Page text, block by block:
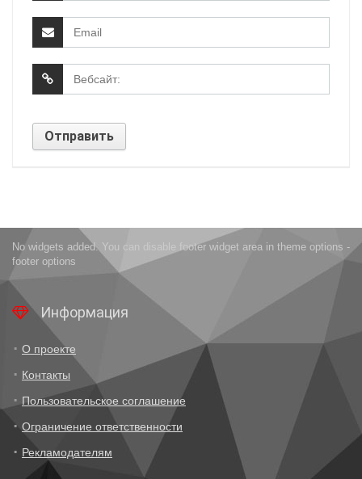
No widgets added. You can disable footer widget area in theme options -
footer options
Информация
О проекте
Контакты
Пользовательское соглашение
Ограничение ответственности
Рекламодателям